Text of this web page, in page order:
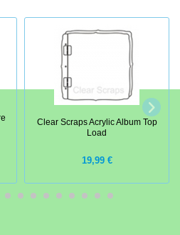
Clear Scraps Acrylic Album Top
Load
19,99 €